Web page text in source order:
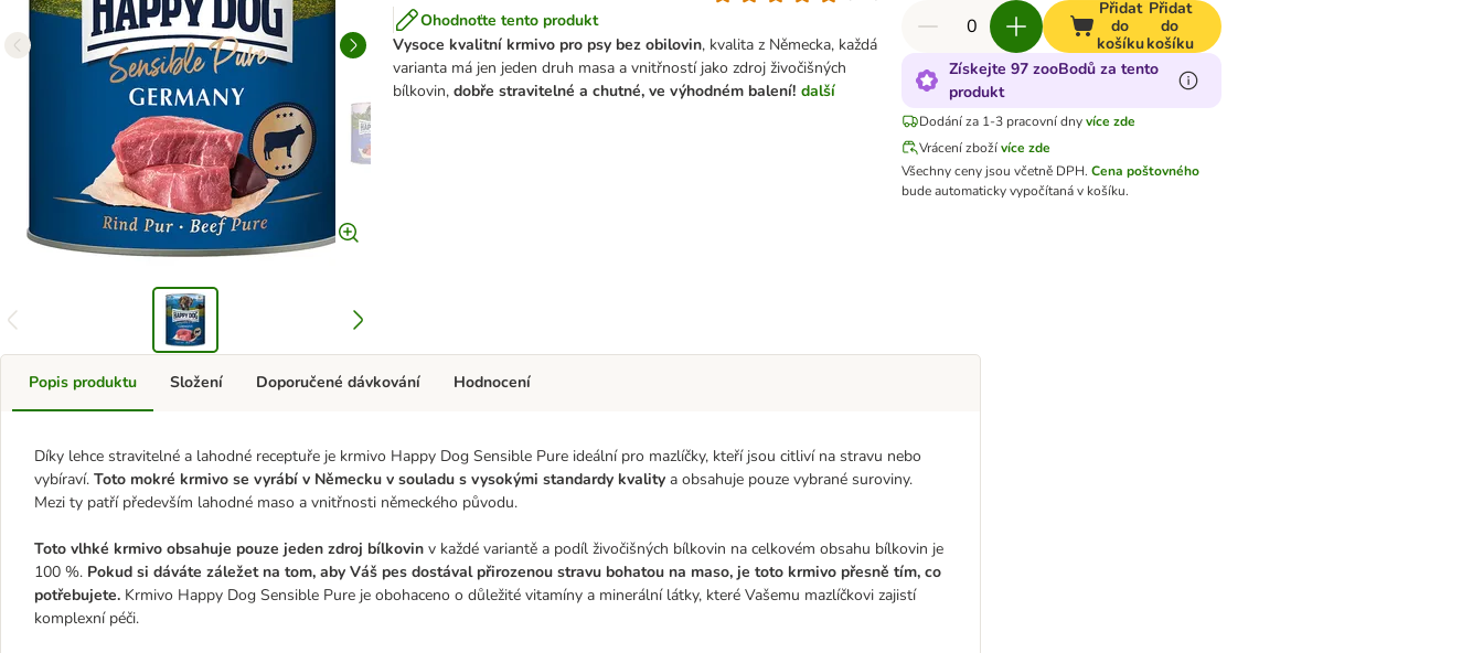
Ohodnoťte tento produkt
Vysoce kvalitní krmivo pro psy bez obilovin, kvalita z Německa, každá
varianta má jen jeden druh masa a vnitřností jako zdroj živočišných
bílkovin, dobře stravitelné a chutné, ve výhodném balení! další
Přidat
do
košíku
Přidat
do
košíku
Získejte 97 zooBodů za tento
produkt
Dodání za 1-3 pracovní dny více zde
Vrácení zbožívíce zde
Všechny ceny jsou včetně DPH. Cena poštovného
bude automaticky vypočítaná v košíku.
Popis produktu
Díky lehce stravitelné a lahodné receptuře je krmivo Happy Dog Sensible Pure ideální pro mazlíčky, kteří jsou citliví na stravu nebo
vybíraví. Toto mokré krmivo se vyrábí v Německu v souladu s vysokými standardy kvality a obsahuje pouze vybrané suroviny.
Mezi ty patří především lahodné maso a vnitřnosti německého původu.
Toto vlhké krmivo obsahuje pouze jeden zdroj bílkovin v každé variantě a podíl živočišných bílkovin na celkovém obsahu bílkovin je
100 %. Pokud si dáváte záležet na tom, aby Váš pes dostával přirozenou stravu bohatou na maso, je toto krmivo přesně tím, co
potřebujete. Krmivo Happy Dog Sensible Pure je obohaceno o důležité vitamíny a minerální látky, které Vašemu mazlíčkovi zajistí
komplexní péči.
Složení Doporučené dávkování Hodnocení